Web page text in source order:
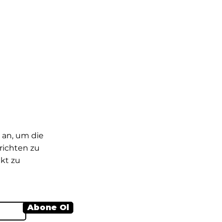
um die
zu
zu
Abone Ol